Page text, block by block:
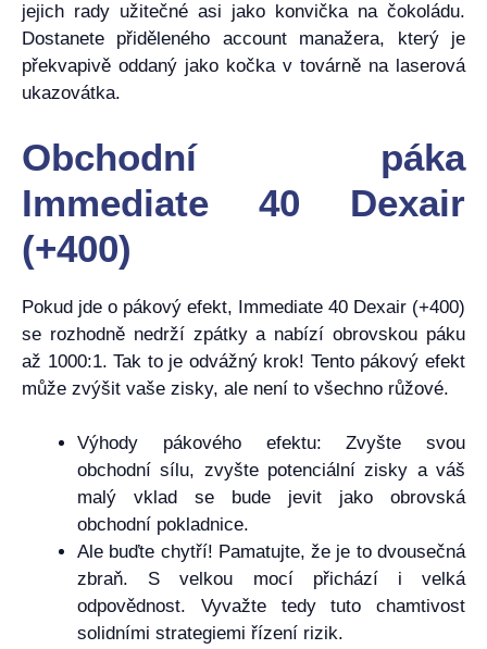
jejich rady užitečné asi jako konvička na čokoládu.
Dostanete přiděleného account manažera, který je
překvapivě oddaný jako kočka v továrně na laserová
ukazovátka.
Obchodní páka
Immediate 40 Dexair
(+400)
Pokud jde o pákový efekt, Immediate 40 Dexair (+400)
se rozhodně nedrží zpátky a nabízí obrovskou páku
až 1000:1. Tak to je odvážný krok! Tento pákový efekt
může zvýšit vaše zisky, ale není to všechno růžové.
Výhody pákového efektu: Zvyšte svou
obchodní sílu, zvyšte potenciální zisky a váš
malý vklad se bude jevit jako obrovská
obchodní pokladnice.
Ale buďte chytří! Pamatujte, že je to dvousečná
zbraň. S velkou mocí přichází i velká
odpovědnost. Vyvažte tedy tuto chamtivost
solidními strategiemi řízení rizik.